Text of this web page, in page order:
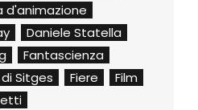
d'animazione
Daniele Statella
Fantascienza
Sitges Fiere
Film